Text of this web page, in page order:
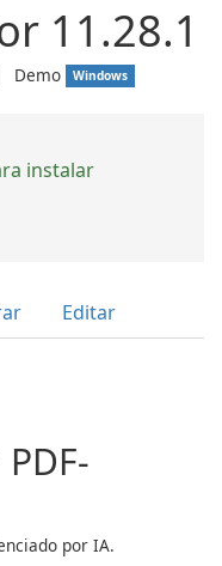
11.28.1
Demo Windows
instalar
Editar
por IA.